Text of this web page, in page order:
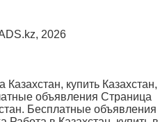
2026
купить Казахстан,
объявления Страница
Бесплатные объявления